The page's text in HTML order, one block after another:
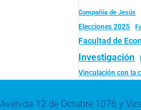
Compañía de Jesús
Elecciones 2025
Facultad de
Investigación
Vinculación con la
Avenida 12 de Octubre 1076 y